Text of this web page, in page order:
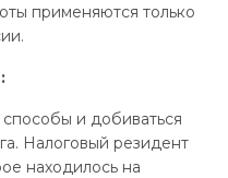
применяются только
и добиваться
Налоговый резидент
находилось на